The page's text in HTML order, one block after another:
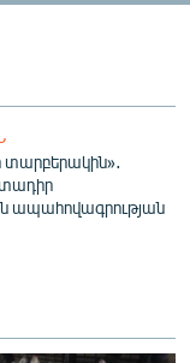
տարբերակին»․